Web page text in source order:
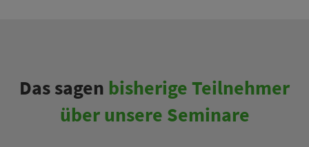
Das sagen bisherige Teilnehmer
über unsere Seminare